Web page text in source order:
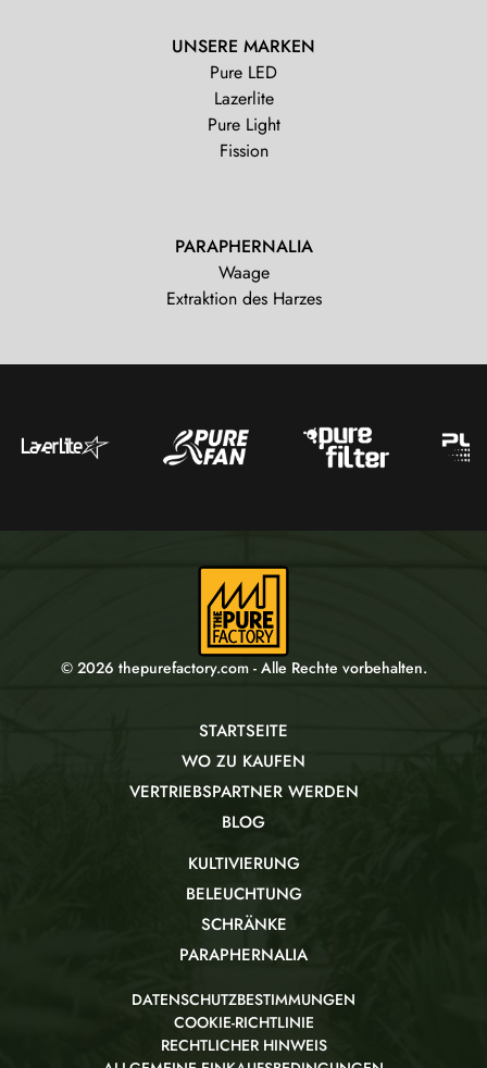
UNSERE MARKEN
Pure LED
Lazerlite
Pure Light
Fission
PARAPHERNALIA
Waage
Extraktion des Harzes
© 2026 thepurefactory.com - Alle Rechte vorbehalten.
STARTSEITE
WO ZU KAUFEN
VERTRIEBSPARTNER WERDEN
BLOG
KULTIVIERUNG
BELEUCHTUNG
SCHRÄNKE
PARAPHERNALIA
DATENSCHUTZBESTIMMUNGEN
COOKIE-RICHTLINIE
RECHTLICHER HINWEIS